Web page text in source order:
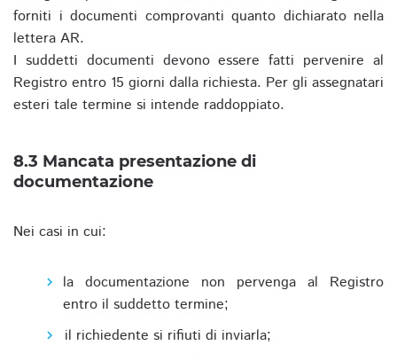
forniti i documenti comprovanti quanto dichiarato nella
lettera AR.
I suddetti documenti devono essere fatti pervenire al
Registro entro 15 giorni dalla richiesta. Per gli assegnatari
esteri tale termine si intende raddoppiato.
8.3 Mancata presentazione di
documentazione
Nei casi in cui:
la documentazione non pervenga al Registro
entro il suddetto termine;
il richiedente si rifiuti di inviarla;